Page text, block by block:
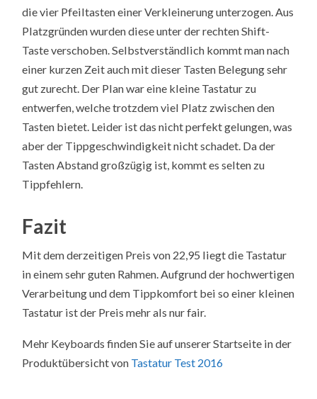
die vier Pfeiltasten einer Verkleinerung unterzogen. Aus
Platzgründen wurden diese unter der rechten Shift-
Taste verschoben. Selbstverständlich kommt man nach
einer kurzen Zeit auch mit dieser Tasten Belegung sehr
gut zurecht. Der Plan war eine kleine Tastatur zu
entwerfen, welche trotzdem viel Platz zwischen den
Tasten bietet. Leider ist das nicht perfekt gelungen, was
aber der Tippgeschwindigkeit nicht schadet. Da der
Tasten Abstand großzügig ist, kommt es selten zu
Tippfehlern.
Fazit
Mit dem derzeitigen Preis von 22,95 liegt die Tastatur
in einem sehr guten Rahmen. Aufgrund der hochwertigen
Verarbeitung und dem Tippkomfort bei so einer kleinen
Tastatur ist der Preis mehr als nur fair.
Mehr Keyboards finden Sie auf unserer Startseite in der
Produktübersicht von Tastatur Test 2016